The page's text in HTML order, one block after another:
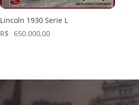
Lincoln 1930 Serie L
R$
650.000,00